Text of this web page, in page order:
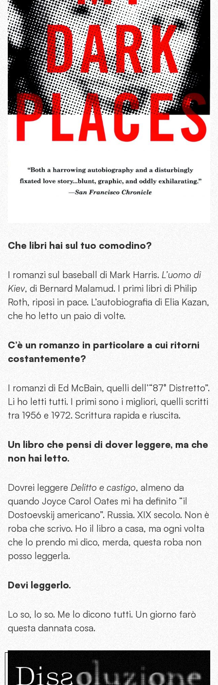
Che libri hai sul tuo comodino?
I romanzi sul baseball di Mark Harris. L’uomo di
Kiev, di Bernard Malamud. I primi libri di Philip
Roth, riposi in pace. L’autobiografia di Elia Kazan,
che ho letto un paio di volte.
C’è un romanzo in particolare a cui ritorni
costantemente?
I romanzi di Ed McBain, quelli dell’“87° Distretto”.
Li ho letti tutti. I primi sono i migliori, quelli scritti
tra 1956 e 1972. Scrittura rapida e riuscita.
Un libro che pensi di dover leggere, ma che
non hai letto.
Dovrei leggere Delitto e castigo, almeno da
quando Joyce Carol Oates mi ha definito “il
Dostoevskij americano”. Russia. XIX secolo. Non è
roba che scrivo. Ho il libro a casa, ma ogni volta
che lo prendo mi dico, merda, questa roba non
posso leggerla.
Devi leggerlo.
Lo so, lo so. Me lo dicono tutti. Un giorno farò
questa dannata cosa.